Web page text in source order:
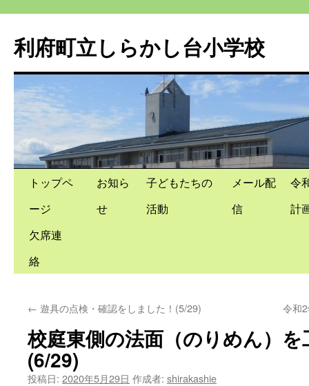
利府町立しらかし台小学校
ン
へ
ス
キ
トップペ
ージ
お知ら
せ
子どもたちの
活動
メール配
信
令
計
欠席連
絡
← 遊具の点検・確認をしました！(5/29) 令和
校庭東側の法面（のりめん）
(6/29)
投稿日: 2020年5月29日 作成者: shirakashie